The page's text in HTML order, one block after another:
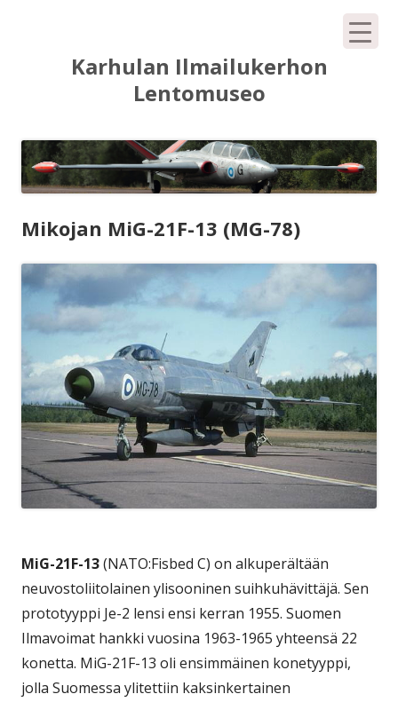
Karhulan Ilmailukerhon
Lentomuseo
Mikojan MiG-21F-13 (MG-78)
MiG-21F-13(NATO:Fisbed C) on alkuperältään
neuvostoliitolainen ylisooninen suihkuhävittäjä. Sen
prototyyppi Je-2 lensi ensi kerran 1955. Suomen
Ilmavoimat hankki vuosina 1963-1965 yhteensä 22
konetta. MiG-21F-13 oli ensimmäinen konetyyppi,
jolla Suomessa ylitettiin kaksinkertainen